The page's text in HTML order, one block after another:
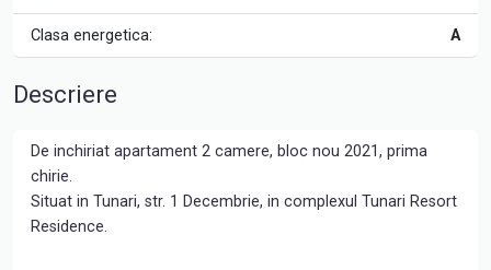
Clasa energetica: A
Descriere
De inchiriat apartament 2 camere, bloc nou 2021, prima
chirie.
Situat in Tunari, str. 1 Decembrie, in complexul Tunari Resort
Residence.